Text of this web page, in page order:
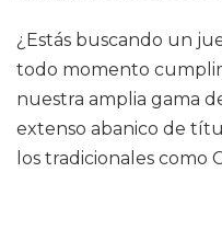
¿Estás buscando un
todo momento
nuestra amplia gama
extenso abanico de
los tradicionales como